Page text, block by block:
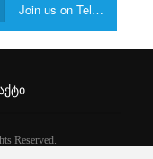
Join us on Telegram
Reserved.